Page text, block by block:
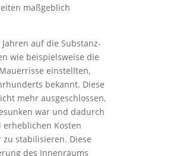
maßgeblich
auf die Substanz-
wie beispielsweise die
einstellten,
bekannt. Diese
mehr ausgeschlossen,
war und dadurch
Kosten
stabilisieren. Diese
des Innenraums